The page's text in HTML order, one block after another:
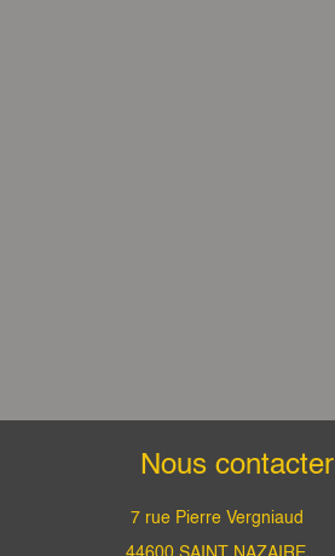
Nous contacter
7 rue Pierre Vergniaud